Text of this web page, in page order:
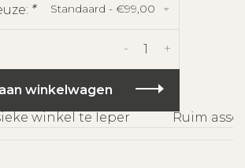
* Standaard - €99,00
+
-
winkelwagen
winkel te Ieper
Ruim